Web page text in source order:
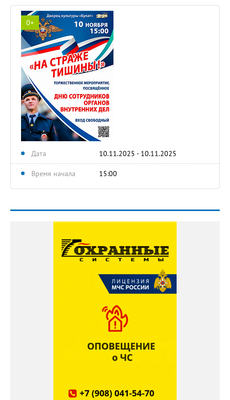
0+
Дата 10.11.2025 - 10.11.2025
Время начала 15:00